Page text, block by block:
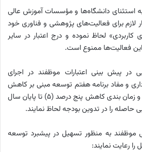
به استثنای دانشگاه‌ها و مؤسسات آموزش عالی
لازم برای فعالیت‌های پژوهشی و فناوری خود
کاربردی» لحاظ نموده و درج اعتبار در سایر
این فعالیت‌ها ممنوع است.
در پیش بینی اعتبارات موظفند در اجرای
و مفاد برنامه هفتم توسعه مبنی بر کاهش
واحدهای سازمانی برنامه و زمان بندی کاهش پنج درصد (۵) تا پایان سال
موظفند به منظور تسهیل در پیشبرد توسعه
را رعایت نمایند: